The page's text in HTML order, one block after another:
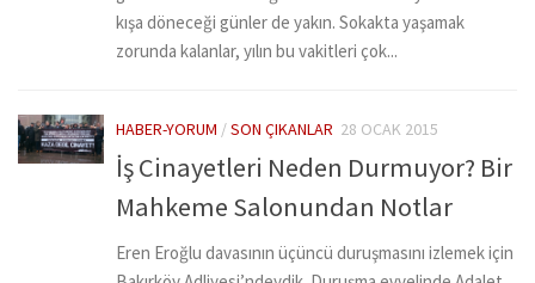
kışa döneceği günler de yakın. Sokakta yaşamak
zorunda kalanlar, yılın bu vakitleri çok...
HABER-YORUM /SON ÇIKANLAR 28 OCAK 2015
İş Cinayetleri Neden Durmuyor? Bir
Mahkeme Salonundan Notlar
Eren Eroğlu davasının üçüncü duruşmasını izlemek için